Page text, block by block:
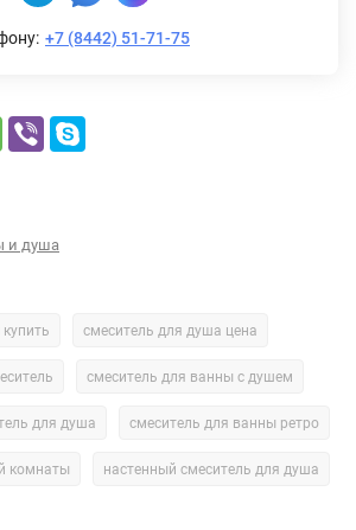
+7 (8442) 51-71-75
и душа
смеситель для душа цена
смеситель для ванны с душем
для душа смеситель для ванны ретро
комнаты настенный смеситель для душа